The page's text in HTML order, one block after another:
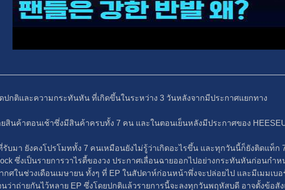
ปกติและความกระทันหัน ที่เกิดขึ้นในระหว่าง 3 วันหลังจากมีประกาศแยกทาง
สินค้าตอนเช้าซึ่งมีสินค้าครบทั้ง 7 คน และในตอนเย็นหลังมีประกาศของ
รับมา ยังคงโปรโมททั้ง 7 คนเหมือนยังไม่รู้ว่าเกิดอะไรขึ้น และทุกวันนี้ก็ยังติดแท็ก
ซึ่งเป็นรายการวาไรตี้ของวง ประกาศเลื่อนฉายออกไปอย่างกระทันหันก่อนกำ
กศในช่วงเดือนเมษายน ทั้งๆ ที่ EP ในสัปดาห์ก่อนหน้าพึ่งจะปล่อยไป และมีเมมเบ
นว่าถ่ายกันไว้หลาย EP ซึ่งโดยปกติแล้วรายการนี้จะลงทุกวันพฤหัสบดี อาจตั้งข้อสั